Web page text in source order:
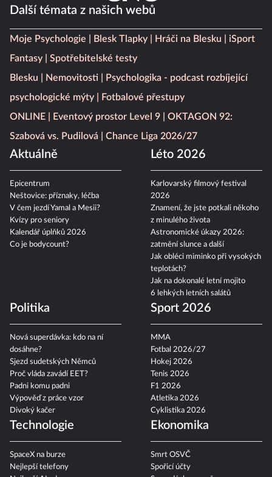
Další témata z našich webů
Moje Psychologie Blesk Tlapky Hráči na Blesku
iSport
Fantasy
Spotřebitelské testy
Blesku
Nemovitosti
Psychologika - podcast rozbíjející
psychologické mýty
Fotbalové přestupy
ONLINE
Eventový prostor Level 9
OKTAGON 92:
Szabová vs. Pudilová
Chance Liga 2026/27
Aktuálně
Epicentrum
Neštovice: příznaky, léčba
V čem jezdí Yamal a Mesii?
Kvízy pro seniory
Kalendář úplňků 2026
Co je bodycount?
Léto 2026
Karlovarský filmový festival
2026
Znamení, že jste potkali někoho
z minulého života
Astronomické úkazy 2026:
zatmění slunce a další
Jak obléci miminko při vysokých
teplotách?
Jak na dokonalé letní mojito
6 lehkých letních salátů
Politika
Nová superdávka: kdo na ní
dosáhne?
Sjezd sudetských Němců
Proč vláda zavádí EET?
Padni komu padni
Výpověď z práce vzor
Divoký kačer
Sport 2026
MMA
Fotbal 2026/27
Hokej 2026
Tenis 2026
F1 2026
Atletika 2026
Cyklistika 2026
Technologie
SpaceX na burze
Nejlepší telefony
Ekonomika
Smrt OSVČ
Spořicí účty